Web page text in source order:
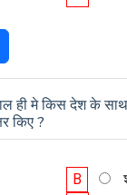
ही मे किस देश के
किए ?
B